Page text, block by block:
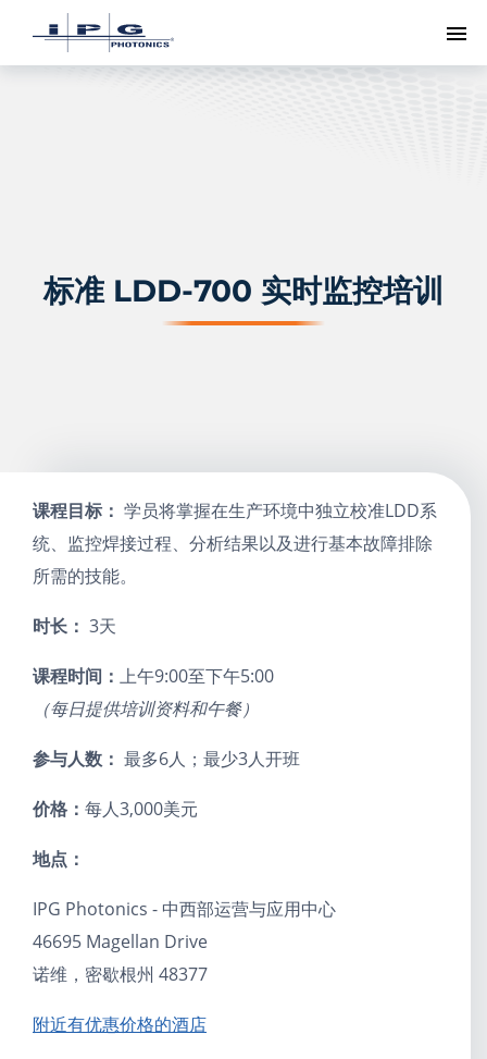
切
标准 LDD-700 实时监控培训
课程目标： 学员将掌握在生产环境中独立校准LDD系
统、监控焊接过程、分析结果以及进行基本故障排除
所需的技能。
时长： 3天
课程时间： 上午9:00至下午5:00
（每日提供培训资料和午餐）
参与人数： 最多6人；最少3人开班
价格： 每人3,000美元
地点：
IPG Photonics - 中西部运营与应用中心
46695 Magellan Drive
诺维，密歇根州 48377
附近有优惠价格的酒店